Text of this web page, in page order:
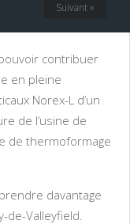
Suivant »
contribuer
en pleine
Norex-L d’un
de l’usine de
de thermoformage
davantage
de-Valleyfield.